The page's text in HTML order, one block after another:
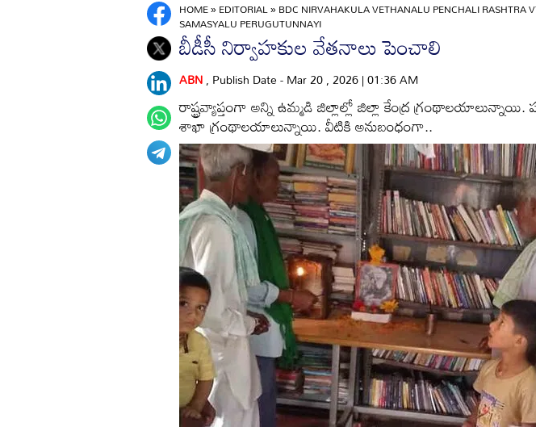
HOME»EDITORIAL»BDC NIRVAHAKULA VETHANALU PENCHALI RASHTRA
SAMASYALU PERUGUTUNNAYI
బీడీసీ నిర్వాహకుల వేతనాలు పెంచాలి
ABN, Publish Date - Mar 20 , 2026 | 01:36 AM
రాష్ట్రవ్యాప్తంగా అన్ని ఉమ్మడి జిల్లాల్లో జిల్లా కేంద్ర గ్రంథాలయాలున్నాయి.
శాఖా గ్రంథాలయాలున్నాయి. వీటికి అనుబంధంగా..